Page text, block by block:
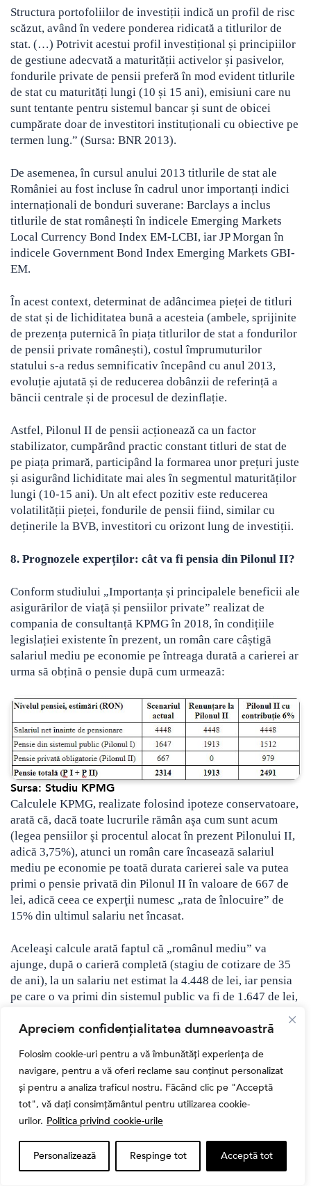
Apreciem confidențialitatea dumneavoastră
Folosim cookie-uri pentru a vă îmbunătăți experiența de
navigare, pentru a vă oferi reclame sau conținut personalizat
și pentru a analiza traficul nostru. Făcând clic pe "Acceptă
tot", vă dați consimțământul pentru utilizarea cookie-
urilor. Politica privind cookie-urile
Personalizează Respinge tot Acceptă tot
Structura portofoliilor de investiții indică un profil de risc
scăzut, având în vedere ponderea ridicată a titlurilor de
stat. (…) Potrivit acestui profil investițional și principiilor
de gestiune adecvată a maturității activelor și pasivelor,
fondurile private de pensii preferă în mod evident titlurile
de stat cu maturități lungi (10 și 15 ani), emisiuni care nu
sunt tentante pentru sistemul bancar și sunt de obicei
cumpărate doar de investitori instituționali cu obiective pe
termen lung.” (Sursa: BNR 2013).
De asemenea, în cursul anului 2013 titlurile de stat ale
României au fost incluse în cadrul unor importanți indici
internaționali de bonduri suverane: Barclays a inclus
titlurile de stat românești în indicele Emerging Markets
Local Currency Bond Index EM-LCBI, iar JP Morgan în
indicele Government Bond Index Emerging Markets GBI-
EM.
În acest context, determinat de adâncimea pieței de titluri
de stat și de lichiditatea bună a acesteia (ambele, sprijinite
de prezența puternică în piața titlurilor de stat a fondurilor
de pensii private românești), costul împrumuturilor
statului s-a redus semnificativ începând cu anul 2013,
evoluție ajutată și de reducerea dobânzii de referință a
băncii centrale și de procesul de dezinflație.
Astfel, Pilonul II de pensii acționează ca un factor
stabilizator, cumpărând practic constant titluri de stat de
pe piața primară, participând la formarea unor prețuri juste
și asigurând lichiditate mai ales în segmentul maturităților
lungi (10-15 ani). Un alt efect pozitiv este reducerea
volatilității pieței, fondurile de pensii fiind, similar cu
deținerile la BVB, investitori cu orizont lung de investiții.
8. Prognozele experților: cât va fi pensia din Pilonul II?
Conform studiului „Importanța și principalele beneficii ale
asigurărilor de viață și pensiilor private” realizat de
compania de consultanță KPMG în 2018, în condițiile
legislației existente în prezent, un român care câștigă
salariul mediu pe economie pe întreaga durată a carierei ar
urma să obțină o pensie după cum urmează:
Sursa: Studiu KPMG
Calculele KPMG, realizate folosind ipoteze conservatoare,
arată că, dacă toate lucrurile rămân aşa cum sunt acum
(legea pensiilor şi procentul alocat în prezent Pilonului II,
adică 3,75%), atunci un român care încasează salariul
mediu pe economie pe toată durata carierei sale va putea
primi o pensie privată din Pilonul II în valoare de 667 de
lei, adică ceea ce experţii numesc „rata de înlocuire” de
15% din ultimul salariu net încasat.
Aceleaşi calcule arată faptul că „românul mediu” va
ajunge, după o carieră completă (stagiu de cotizare de 35
de ani), la un salariu net estimat la 4.448 de lei, iar pensia
pe care o va primi din sistemul public va fi de 1.647 de lei,
înlocuirea doar a unei treimi din nivelul de trai anterior.
Din fericire, Pilonul II va putea suplimenta acest nivel cu
încă 15%, astfel că rata totală de înlocuire a salariului prin
pensie va fi uşor peste 50%.
Astfel, conform specialiștilor KPMG, pensia furnizată de
Pilonul II va putea suplimenta venitul din pensia de stat cu
aproximativ 40% (667 RON vs. 1.647 RON) sau cu 64% în